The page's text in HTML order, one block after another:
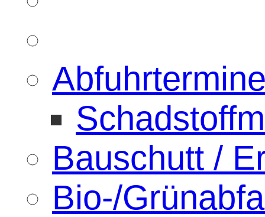
Bauschutt /
Bio-/